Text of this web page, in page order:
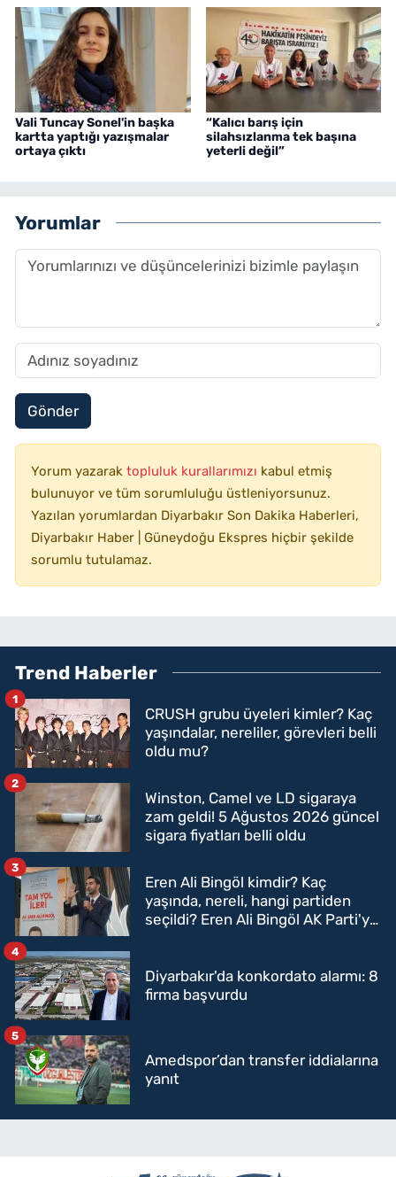
Vali Tuncay Sonel'in başka
kartta yaptığı yazışmalar
ortaya çıktı
“Kalıcı barış için
silahsızlanma tek başına
yeterli değil”
Yorumlar
Gönder
Yorum yazarak topluluk kurallarımızı kabul etmiş
bulunuyor ve tüm sorumluluğu üstleniyorsunuz.
Yazılan yorumlardan Diyarbakır Son Dakika Haberleri,
Diyarbakır Haber | Güneydoğu Ekspres hiçbir şekilde
sorumlu tutulamaz.
Trend Haberler
CRUSH grubu üyeleri kimler? Kaç
yaşındalar, nereliler, görevleri belli
oldu mu?
1
Winston, Camel ve LD sigaraya
zam geldi! 5 Ağustos 2026 güncel
sigara fiyatları belli oldu
2
Eren Ali Bingöl kimdir? Kaç
yaşında, nereli, hangi partiden
seçildi? Eren Ali Bingöl AK Parti'ye
3
Diyarbakır'da konkordato alarmı: 8
firma başvurdu
4
Amedspor’dan transfer iddialarına
yanıt
5